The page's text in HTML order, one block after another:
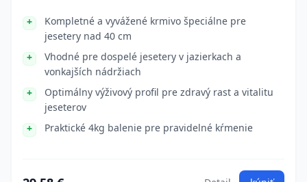
Kompletné a vyvážené krmivo špeciálne pre
jesetery nad 40 cm
Vhodné pre dospelé jesetery v jazierkach a
vonkajších nádržiach
Optimálny výživový profil pre zdravý rast a vitalitu
jeseterov
Praktické 4kg balenie pre pravidelné kŕmenie